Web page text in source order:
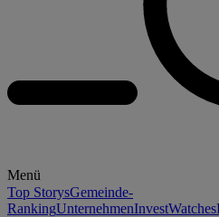
Menü
Top StorysGemeinde-
RankingUnternehmenInvestWatches